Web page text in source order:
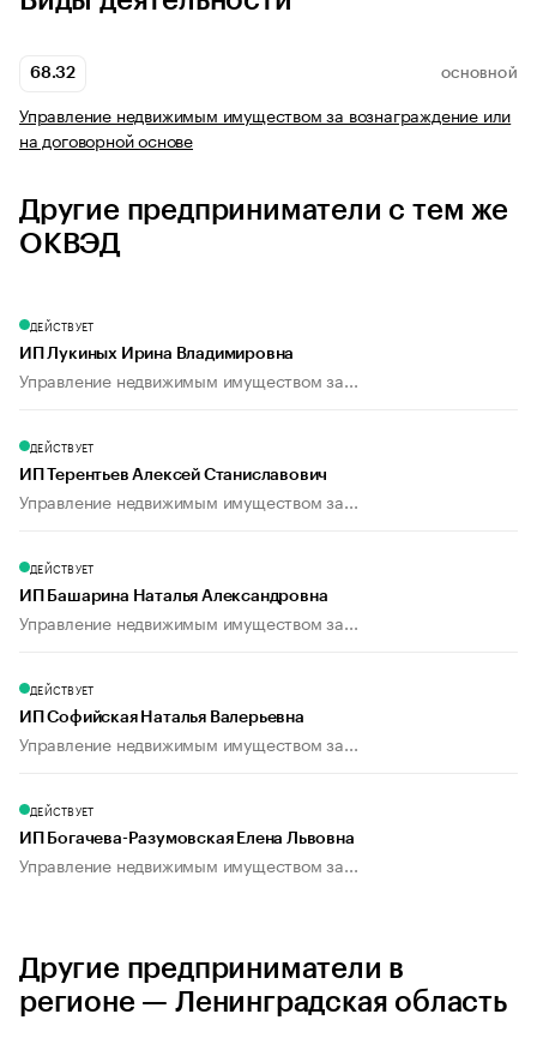
68.32 ОСНОВНОЙ
Управление недвижимым имуществом за вознаграждение или
на договорной основе
Другие предприниматели с тем же
ОКВЭД
ДЕЙСТВУЕТ
ИП Лукиных Ирина Владимировна
Управление недвижимым имуществом за...
ДЕЙСТВУЕТ
ИП Терентьев Алексей Станиславович
Управление недвижимым имуществом за...
ДЕЙСТВУЕТ
ИП Башарина Наталья Александровна
Управление недвижимым имуществом за...
ДЕЙСТВУЕТ
ИП Софийская Наталья Валерьевна
Управление недвижимым имуществом за...
ДЕЙСТВУЕТ
ИП Богачева-Разумовская Елена Львовна
Управление недвижимым имуществом за...
Другие предприниматели в
регионе — Ленинградская область